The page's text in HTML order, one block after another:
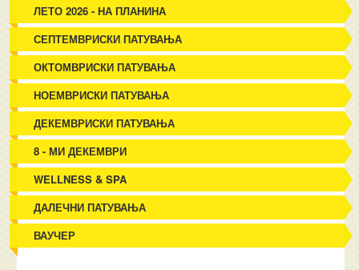
ЛЕТО 2026 - НА ПЛАНИНА
СЕПТЕМВРИСКИ ПАТУВАЊА
ОКТОМВРИСКИ ПАТУВАЊА
НОЕМВРИСКИ ПАТУВАЊА
ДЕКЕМВРИСКИ ПАТУВАЊА
8 - МИ ДЕКЕМВРИ
WELLNESS & SPA
ДАЛЕЧНИ ПАТУВАЊА
ВАУЧЕР